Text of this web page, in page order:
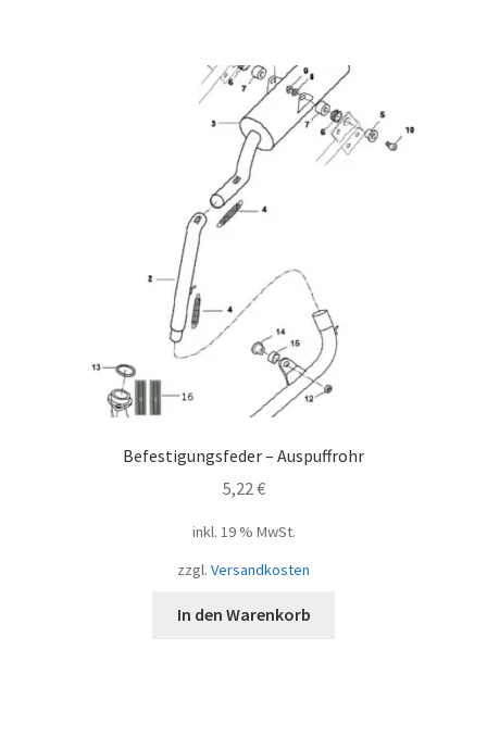
Befestigungsfeder – Auspuffrohr
5,22€
inkl. 19 % MwSt.
zzgl. Versandkosten
In den Warenkorb